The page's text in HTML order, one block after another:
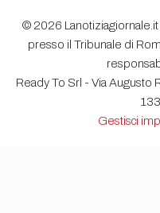
© 2026 Lanotiziagiornale.it
presso il Tribunale di
Ready To Srl - Via Augusto
Gestisci